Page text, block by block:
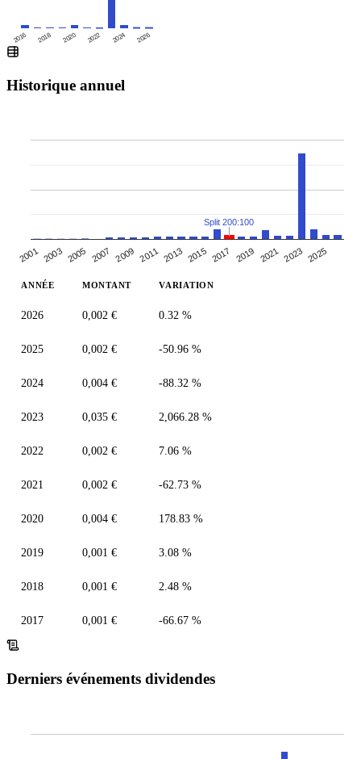
2016 2018 2020 2022 2024 2026
Historique annuel
2001 2003 2005 2007 2009 2011 2013 2015 2017 2019 2021 2023 2025
Split 200:100
ANNÉE MONTANT VARIATION
2026 0,002 € 0.32 %
2025 0,002 € -50.96 %
2024 0,004 € -88.32 %
2023 0,035 € 2,066.28 %
2022 0,002 € 7.06 %
2021 0,002 € -62.73 %
2020 0,004 € 178.83 %
2019 0,001 € 3.08 %
2018 0,001 € 2.48 %
2017 0,001 € -66.67 %
Derniers événements dividendes